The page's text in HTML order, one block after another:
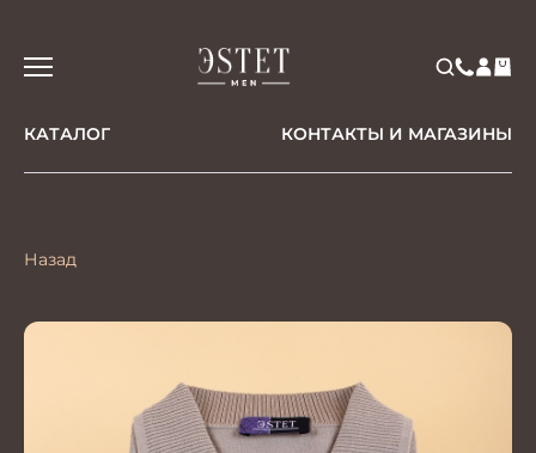
КАТАЛОГ КОНТАКТЫ И МАГАЗИНЫ
Назад